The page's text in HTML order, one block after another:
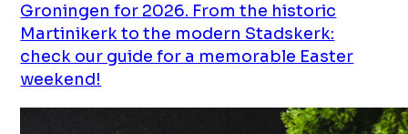
Groningen for 2026. From the historic
Martinikerk to the modern Stadskerk:
check our guide for a memorable Easter
weekend!